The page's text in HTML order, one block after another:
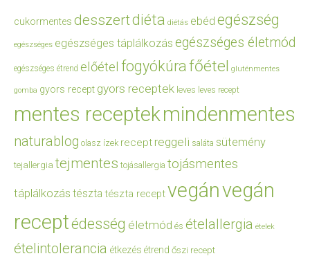
cukormentes desszertdiéta diétás ebéd egészség
egészséges egészséges táplálkozás egészséges életmód
egészséges étrend előétel fogyókúrafőétel gluténmentes
gomba gyors recept gyors receptek leves leves recept
mentes receptekmindenmentes
naturablog olasz ízek recept reggeli saláta sütemény
tejallergia tejmentes tojásallergia tojásmentes
táplálkozás tészta tészta receptvegánvegán
receptédesség életmód és ételallergia ételek
ételintolerancia étkezés étrend őszi recept